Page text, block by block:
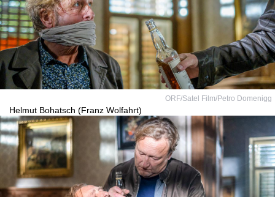
ORF/Satel Film/Petro Domenigg
Helmut Bohatsch (Franz Wolfahrt)